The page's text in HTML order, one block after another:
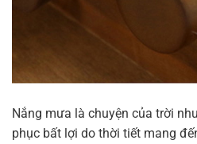
Nắng mưa là chuyện của trời
phục bất lợi do thời tiết mang